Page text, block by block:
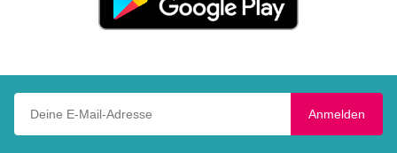
Google
Anmelden